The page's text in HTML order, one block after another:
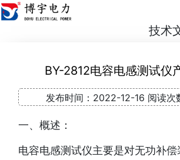
技术
BY-2812电容电感测试仪
发布时间： 2022-12-16 阅读次
一、概述：
电容电感测试仪主要是对无功补